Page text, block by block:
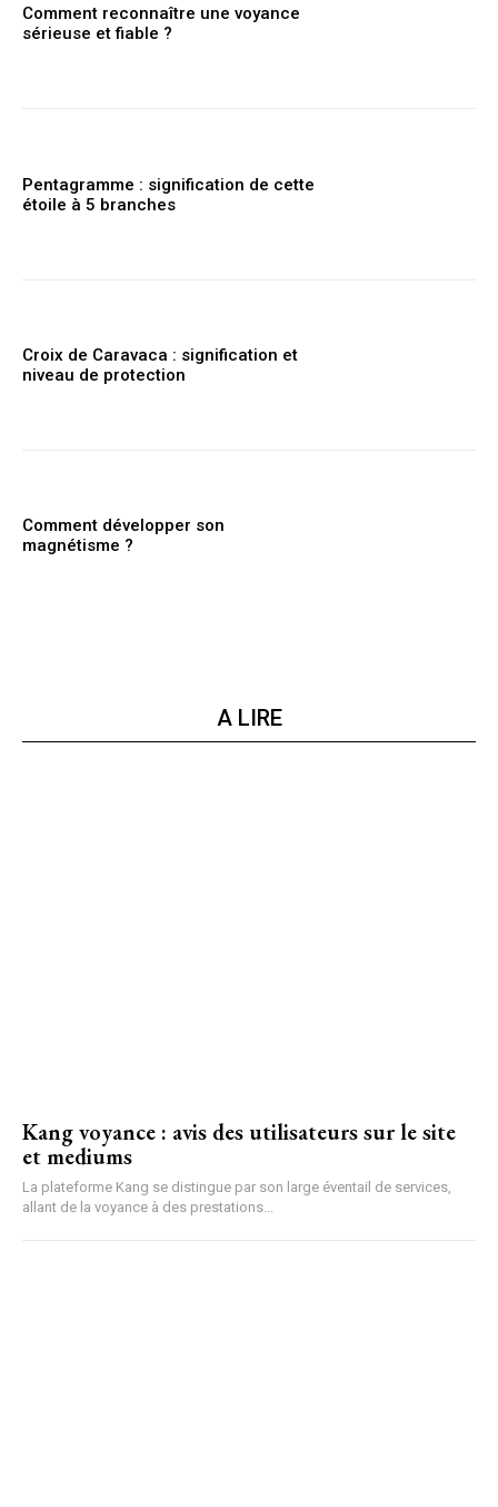
Comment reconnaître une voyance
sérieuse et fiable ?
Pentagramme : signification de cette
étoile à 5 branches
Croix de Caravaca : signification et
niveau de protection
Comment développer son
magnétisme ?
A LIRE
Kang voyance : avis des utilisateurs sur le site
et mediums
La plateforme Kang se distingue par son large éventail de services,
allant de la voyance à des prestations...